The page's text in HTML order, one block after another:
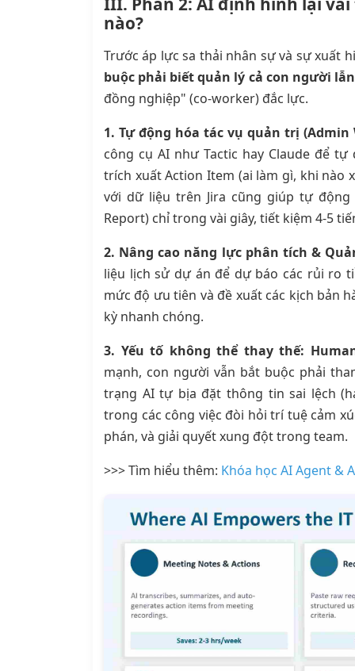
nào?
Trước áp lực sa thải nhân sự và sự xuất
buộc phải biết quản lý cả con người
đồng nghiệp" (co-worker) đắc lực.
1. Tự động hóa tác vụ quản trị (Admin
công cụ AI như Tactic hay Claude để
trích xuất Action Item (ai làm gì, khi nào
với dữ liệu trên Jira cũng giúp tự
Report) chỉ trong vài giây, tiết kiệm 4-5
2. Nâng cao năng lực phân tích &
liệu lịch sử dự án để dự báo các rủi ro
mức độ ưu tiên và đề xuất các kịch bản
kỳ nhanh chóng.
3. Yếu tố không thể thay thế:
mạnh, con người vẫn bắt buộc phải
trạng AI tự bịa đặt thông tin sai lệch
trong các công việc đòi hỏi trí tuệ cảm
phán, và giải quyết xung đột trong team.
>>> Tìm hiểu thêm: Khóa học AI Agent &